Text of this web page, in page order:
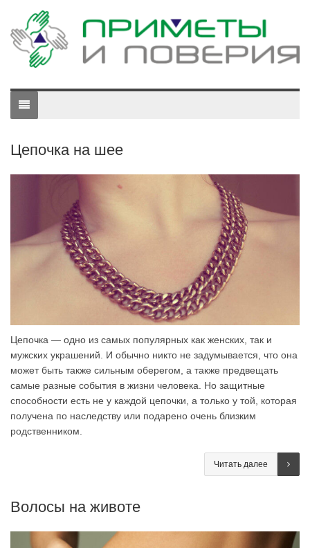
Цепочка на шее
Цепочка — одно из самых популярных как женских, так и
мужских украшений. И обычно никто не задумывается, что она
может быть также сильным оберегом, а также предвещать
самые разные события в жизни человека. Но защитные
способности есть не у каждой цепочки, а только у той, которая
получена по наследству или подарено очень близким
родственником.
Читать далее
Волосы на животе